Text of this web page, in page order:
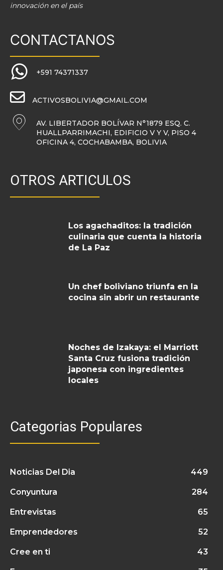
innovación en el país
CONTACTANOS
+591 74371337
ACTIVOSBOLIVIA@GMAIL.COM
AV. LIBERTADOR BOLÍVAR N°1879 ESQ. C.
HUALLPARRIMACHI, EDIFICIO V Y V, PISO 4
OFICINA 4, COCHABAMBA, BOLIVIA
OTROS ARTICULOS
Los agachaditos: la tradición
culinaria que cuenta la historia
de La Paz
Un chef boliviano triunfa en la
cocina sin abrir un restaurante
Noches de Izakaya: el Marriott
Santa Cruz fusiona tradición
japonesa con ingredientes
locales
Categorias Populares
Noticias Del Dia 449
Conyuntura 284
Entrevistas 65
Emprendedores 52
Cree en ti 43